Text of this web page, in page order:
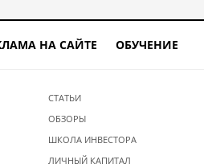
НА САЙТЕ ОБУЧЕНИЕ
СТАТЬИ
ОБЗОРЫ
ШКОЛА ИНВЕСТОРА
ЛИЧНЫЙ КАПИТАЛ